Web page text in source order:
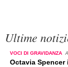
Ultime
VOCI DI GRAVIDANZA
Octavia Spencer